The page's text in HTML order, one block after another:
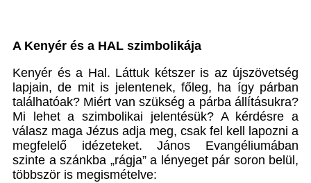
A Kenyér és a HAL szimbolikája
Kenyér és a Hal. Láttuk kétszer is az újszövetség
lapjain, de mit is jelentenek, főleg, ha így párban
találhatóak? Miért van szükség a párba állításukra?
Mi lehet a szimbolikai jelentésük? A kérdésre a
válasz maga Jézus adja meg, csak fel kell lapozni a
megfelelő idézeteket. János Evangéliumában
szinte a szánkba „rágja” a lényeget pár soron belül,
többször is megismételve: